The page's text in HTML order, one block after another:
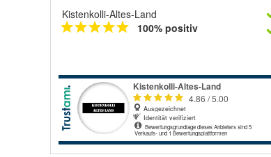
Kistenkolli-Altes-Land
100% positiv